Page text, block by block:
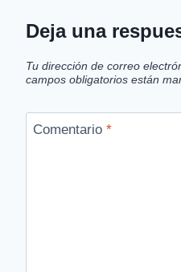
Deja una
Tu dirección de correo
campos obligatorios están
Comentario *